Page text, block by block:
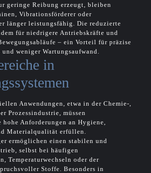
geringe Reibung erzeugt, bleiben
Vibrationsförderer oder
länger leistungsfähig. Die reduzierte
für niedrigere Antriebskräfte und
– ein Vorteil für präzise
weniger Wartungsaufwand.
in
Anwendungen, etwa in der Chemie-,
Prozessindustrie, müssen
hohe Anforderungen an Hygiene,
Materialqualität erfüllen.
ermöglichen einen stabilen und
selbst bei häufigen
Temperaturwechseln oder der
Stoffe. Besonders in